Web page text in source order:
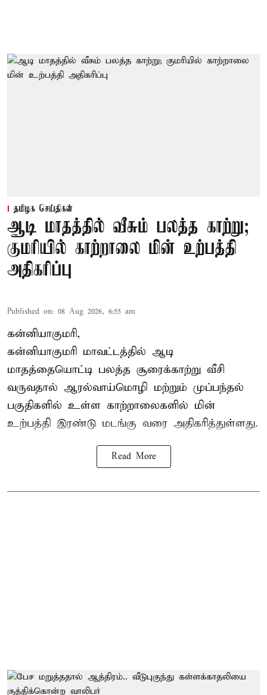
தமிழக செய்திகள்
ஆடி மாதத்தில் வீசும் பலத்த காற்று;
குமரியில் காற்றாலை மின் உற்பத்தி
அதிகரிப்பு
Published on: 08 Aug 2026, 6:55 am
கன்னியாகுமரி,
கன்னியாகுமரி மாவட்டத்தில் ஆடி
மாதத்தையொட்டி பலத்த சூரைக்காற்று வீசி
வருவதால் ஆரல்வாய்மொழி மற்றும் முப்பந்தல்
பகுதிகளில் உள்ள காற்றாலைகளில் மின்
உற்பத்தி இரண்டு மடங்கு வரை அதிகரித்துள்ளது.
Read More